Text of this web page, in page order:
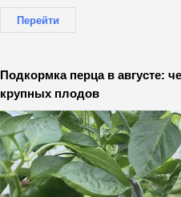
Перейти
Подкормка перца в августе:
крупных плодов